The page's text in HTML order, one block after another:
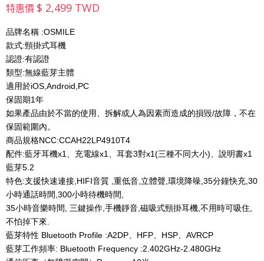
特惠價 $ 2,499 TWD
品牌名稱 :OSMILE
款式:頸掛式耳機
認證:有認證
類型:無線藍芽主體
適用於iOS,Android,PC
保固期1年
如果產品由於不當的使用、拆解或人為因素而造成的損毀/故障，不在
保固範圍內。
商品規格NCC:CCAH22LP4910T4
配件:藍牙耳機x1、充電線x1、耳套3對x1(三種不同大小)、說明書x1
藍芽5.2
特色:支援快速連接,HIFI音質 ,重低音,立體聲,環境降噪,35分鐘快充,30
小時通話時間,300小時待機時間,
35小時音樂時間, 三鍵操作,手機靜音,磁吸式頸掛耳機,不用時可吸住,
不怕掉下來.
藍芽特性 Bluetooth Profile :A2DP、HFP、HSP、AVRCP
藍芽工作頻率: Bluetooth Frequency :2.402GHz-2.480GHz